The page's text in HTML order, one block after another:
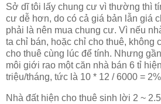
Sở dĩ tôi lấy chung cư vì thường thì
cư dễ hơn, do có cả giá bản lẫn giá
phải là nên mua chung cư. Vì nếu
ta chỉ bán, hoặc chỉ cho thuê, không
cho thuê cùng lúc để tính. Nhưng
môi giới rao một căn nhà bán 6 tỉ
triệu/tháng, tức là 10 * 12 / 6000 =
Nhà đất hiện cho thuê sinh lời 2 ~